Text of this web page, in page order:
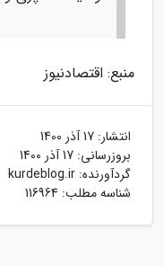
منبع: اقتصادنیوز
انتشار: 17 آذر 1400
بروزرسانی: 17 آذر 1400
گردآورنده: kurdeblog.ir
شناسه مطلب: 116964